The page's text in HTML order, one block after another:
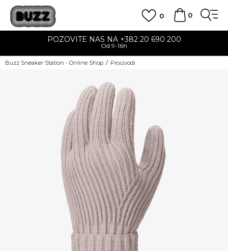
0
0
POZOVITE NAS NA +382 20 690 200
Od 9-16h
Buzz Sneaker Station - Online Shop Proizvodi